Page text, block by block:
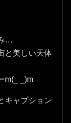
…
と美しい天体
m(_ _)m
キャプション